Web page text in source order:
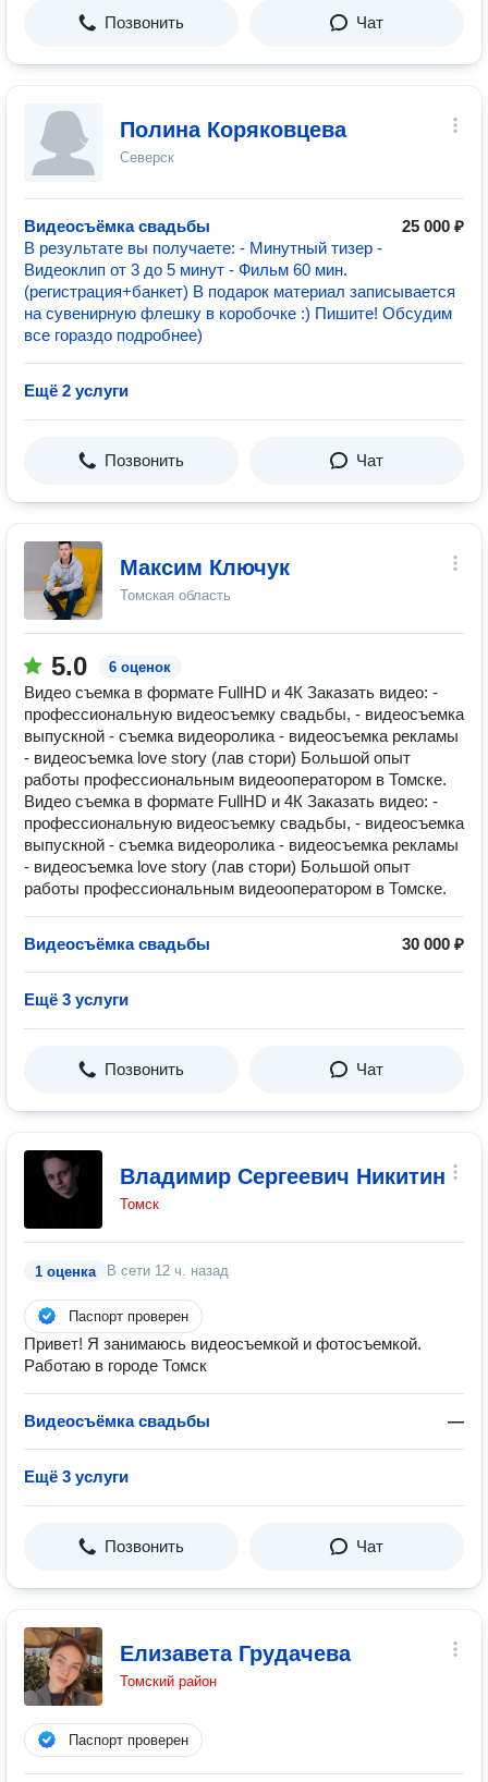
Позвонить Чат
Полина Коряковцева
Северск
Видеосъёмка свадьбы
25 000 ₽
В результате вы получаете: - Минутный тизер -
Видеоклип от 3 до 5 минут - Фильм 60 мин.
(регистрация+банкет) В подарок материал записывается
на сувенирную флешку в коробочке :) Пишите! Обсудим
все гораздо подробнее)
Ещё 2 услуги
Позвонить Чат
Максим Ключук
Томская область
5.0 6 оценок
Видео съемка в формате FullHD и 4К Заказать видео: -
профессиональную видеосъемку свадьбы, - видеосъемка
выпускной - съемка видеоролика - видеосъемка рекламы
- видеосъемка love story (лав стори) Большой опыт
работы профессиональным видеооператором в Томске.
Видео съемка в формате FullHD и 4К Заказать видео: -
профессиональную видеосъемку свадьбы, - видеосъемка
выпускной - съемка видеоролика - видеосъемка рекламы
- видеосъемка love story (лав стори) Большой опыт
работы профессиональным видеооператором в Томске.
Видеосъёмка свадьбы 30 000 ₽
Ещё 3 услуги
Позвонить Чат
Владимир Сергеевич Никитин
Томск
1 оценка В сети 12 ч. назад
Паспорт проверен
Привет! Я занимаюсь видеосъемкой и фотосъемкой.
Работаю в городе Томск
Видеосъёмка свадьбы —
Ещё 3 услуги
Позвонить Чат
Елизавета Грудачева
Томский район
Паспорт проверен